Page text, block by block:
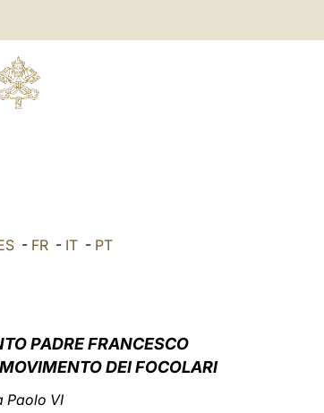
- FR - IT - PT
PADRE FRANCESCO
DEI FOCOLARI
Paolo VI